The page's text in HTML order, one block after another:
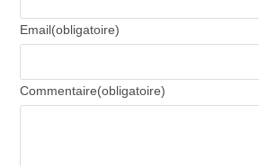
Email(obligatoire)
Commentaire(obligatoire)